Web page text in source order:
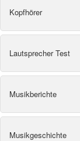
Kopfhörer
Lautsprecher Test
Musikberichte
Musikgeschichte